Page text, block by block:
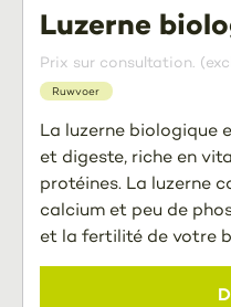
Luzerne
Prix sur consultation.
Ruwvoer
La luzerne biologique
et digeste, riche en
protéines. La luzerne
calcium et peu de
et la fertilité de votre